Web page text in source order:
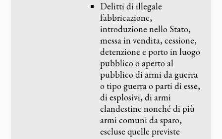
Delitti di illegale
fabbricazione,
introduzione nello Stato,
messa in vendita, cessione,
detenzione e porto in luogo
pubblico o aperto al
pubblico di armi da guerra
o tipo guerra o parti di esse,
di esplosivi, di armi
clandestine nonché di più
armi comuni da sparo,
escluse quelle previste